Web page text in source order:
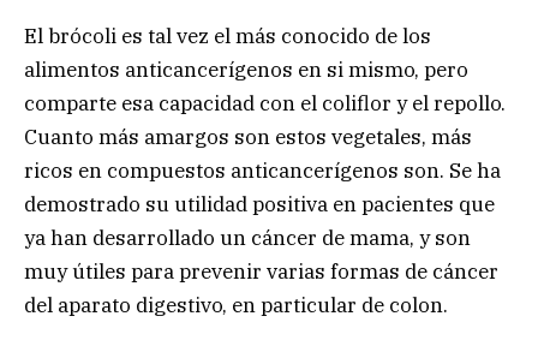
El brócoli es tal vez el más conocido de los
alimentos anticancerígenos en si mismo, pero
comparte esa capacidad con el coliflor y el repollo.
Cuanto más amargos son estos vegetales, más
ricos en compuestos anticancerígenos son. Se ha
demostrado su utilidad positiva en pacientes que
ya han desarrollado un cáncer de mama, y son
muy útiles para prevenir varias formas de cáncer
del aparato digestivo, en particular de colon.